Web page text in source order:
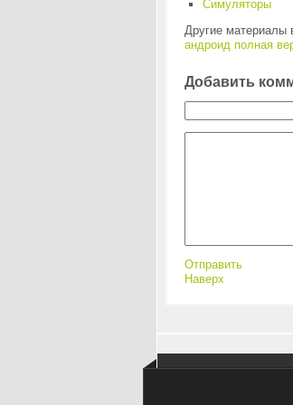
Симуляторы
Другие материалы
андроид полная
Добавить
Отправить
Наверх